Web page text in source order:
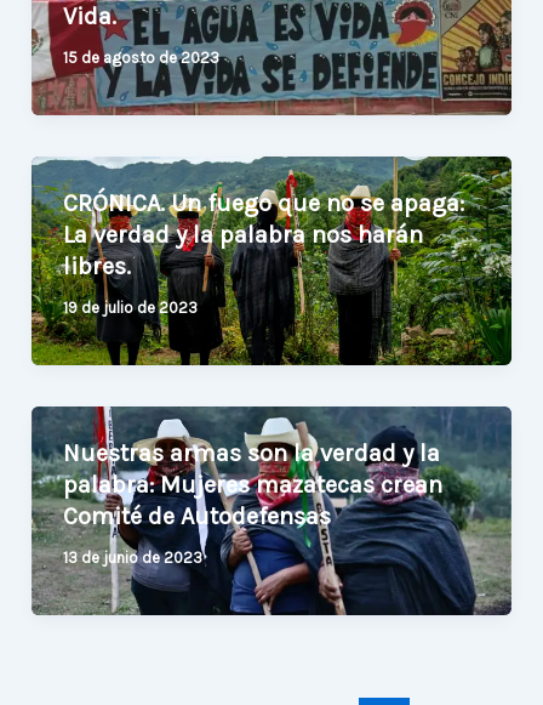
Vida.
15 de agosto de 2023
CRÓNICA. Un fuego que no se apaga:
La verdad y la palabra nos harán
libres.
19 de julio de 2023
Nuestras armas son la verdad y la
palabra: Mujeres mazatecas crean
Comité de Autodefensas
13 de junio de 2023